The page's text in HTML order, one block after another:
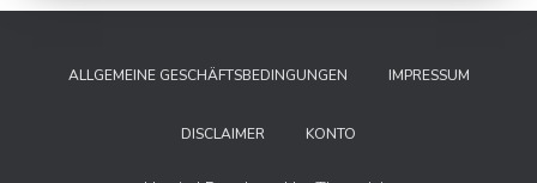
ALLGEMEINE GESCHÄFTSBEDINGUNGEN IMPRESSUM
DISCLAIMER KONTO